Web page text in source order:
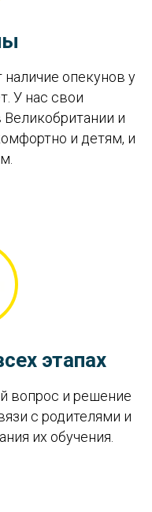
опекунов у
У нас свои
и
и детям, и
этапах
вопрос и решение
с родителями и
их обучения.